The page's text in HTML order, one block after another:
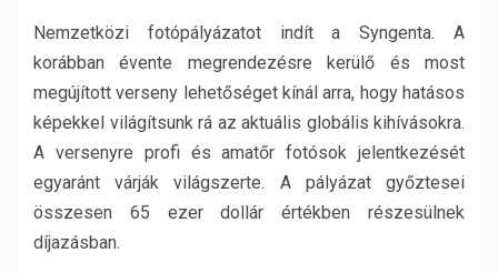
Nemzetközi fotópályázatot indít a Syngenta. A
korábban évente megrendezésre kerülő és most
megújított verseny lehetőséget kínál arra, hogy hatásos
képekkel világítsunk rá az aktuális globális kihívásokra.
A versenyre profi és amatőr fotósok jelentkezését
egyaránt várják világszerte. A pályázat győztesei
összesen 65 ezer dollár értékben részesülnek
díjazásban.